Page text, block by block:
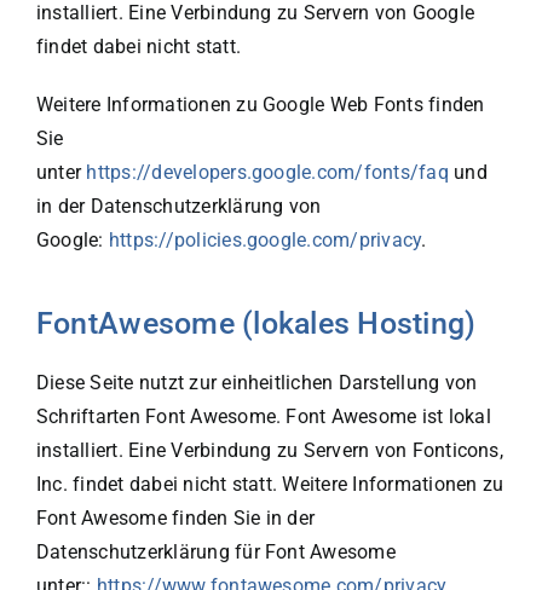
installiert. Eine Verbindung zu Servern von Google
findet dabei nicht statt.
Weitere Informationen zu Google Web Fonts finden
Sie
unter https://developers.google.com/fonts/faq und
in der Datenschutzerklärung von
Google: https://policies.google.com/privacy.
FontAwesome (lokales Hosting)
Diese Seite nutzt zur einheitlichen Darstellung von
Schriftarten Font Awesome. Font Awesome ist lokal
installiert. Eine Verbindung zu Servern von Fonticons,
Inc. findet dabei nicht statt. Weitere Informationen zu
Font Awesome finden Sie in der
Datenschutzerklärung für Font Awesome